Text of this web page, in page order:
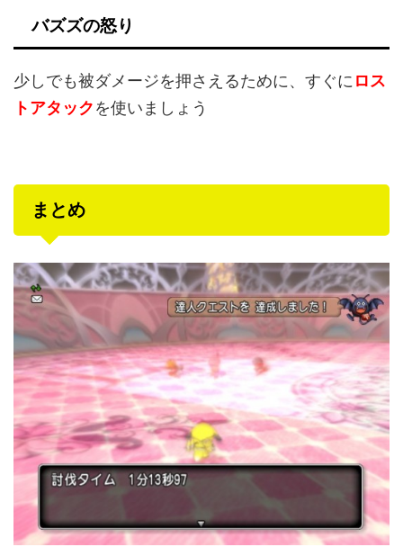
バズズの怒り
少しでも被ダメージを押さえるために、すぐに ロス
トアタックを使いましょう
まとめ